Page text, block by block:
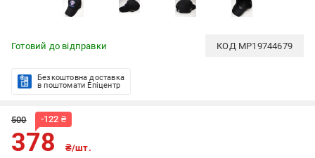
Готовий до відправки КОД MP19744679
Безкоштовна доставка
в поштомати Епіцентр
500 -122 ₴
378 ₴/шт.